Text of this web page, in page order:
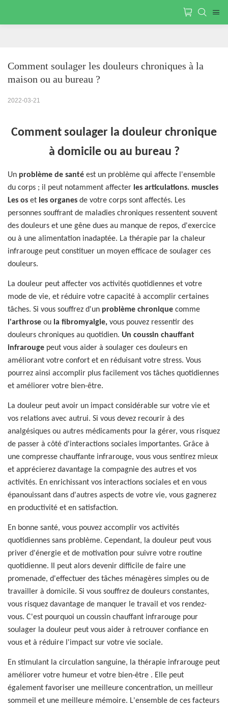
Comment soulager les douleurs chroniques à la
maison ou au bureau ?
2022-03-21
Comment soulager la douleur chronique
à domicile ou au bureau ?
Un problème de santé est un problème qui affecte l'ensemble
du corps ; il peut notamment affecter les articulations. muscles
Les os et les organes de votre corps sont affectés. Les
personnes souffrant de maladies chroniques ressentent souvent
des douleurs et une gêne dues au manque de repos, d'exercice
ou à une alimentation inadaptée. La thérapie par la chaleur
infrarouge peut constituer un moyen efficace de soulager ces
douleurs.
La douleur peut affecter vos activités quotidiennes et votre
mode de vie, et réduire votre capacité à accomplir certaines
tâches. Si vous souffrez d'un problème chronique comme
l'arthrose ou la fibromyalgie, vous pouvez ressentir des
douleurs chroniques au quotidien. Un coussin chauffant
infrarouge peut vous aider à soulager ces douleurs en
améliorant votre confort et en réduisant votre stress. Vous
pourrez ainsi accomplir plus facilement vos tâches quotidiennes
et améliorer votre bien-être.
La douleur peut avoir un impact considérable sur votre vie et
vos relations avec autrui. Si vous devez recourir à des
analgésiques ou autres médicaments pour la gérer, vous risquez
de passer à côté d'interactions sociales importantes. Grâce à
une compresse chauffante infrarouge, vous vous sentirez mieux
et apprécierez davantage la compagnie des autres et vos
activités. En enrichissant vos interactions sociales et en vous
épanouissant dans d'autres aspects de votre vie, vous gagnerez
en productivité et en satisfaction.
En bonne santé, vous pouvez accomplir vos activités
quotidiennes sans problème. Cependant, la douleur peut vous
priver d'énergie et de motivation pour suivre votre routine
quotidienne. Il peut alors devenir difficile de faire une
promenade, d'effectuer des tâches ménagères simples ou de
travailler à domicile. Si vous souffrez de douleurs constantes,
vous risquez davantage de manquer le travail et vos rendez-
vous. C'est pourquoi un coussin chauffant infrarouge pour
soulager la douleur peut vous aider à retrouver confiance en
vous et à réduire l'impact sur votre vie sociale.
En stimulant la circulation sanguine, la thérapie infrarouge peut
améliorer votre humeur et votre bien-être . Elle peut
également favoriser une meilleure concentration, un meilleur
sommeil et une meilleure mémoire. L'ensemble de ces facteurs